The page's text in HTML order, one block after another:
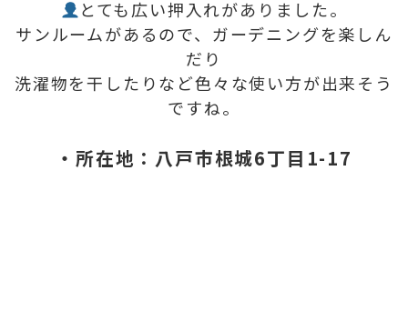
とても広い押入れがありました。
サンルームがあるので、ガーデニングを楽しん
だり
洗濯物を干したりなど色々な使い方が出来そう
ですね。
・所在地：八戸市根城6丁目1-17